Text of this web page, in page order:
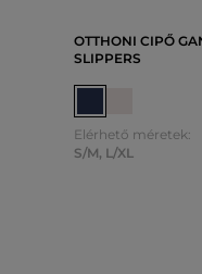
OTTHONI CIPŐ
SLIPPERS
Elérhető méretek:
S/M, L/XL